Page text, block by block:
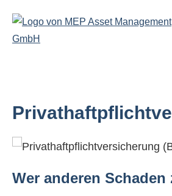
Wer anderen Schaden